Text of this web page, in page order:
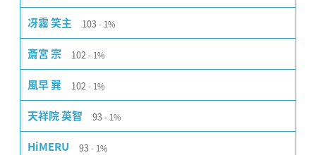
冴霧 笑主 103 1%
斎宮 宗 102 1%
風早 巽 102 1%
天祥院 英智 93 1%
HiMERU 93 1%